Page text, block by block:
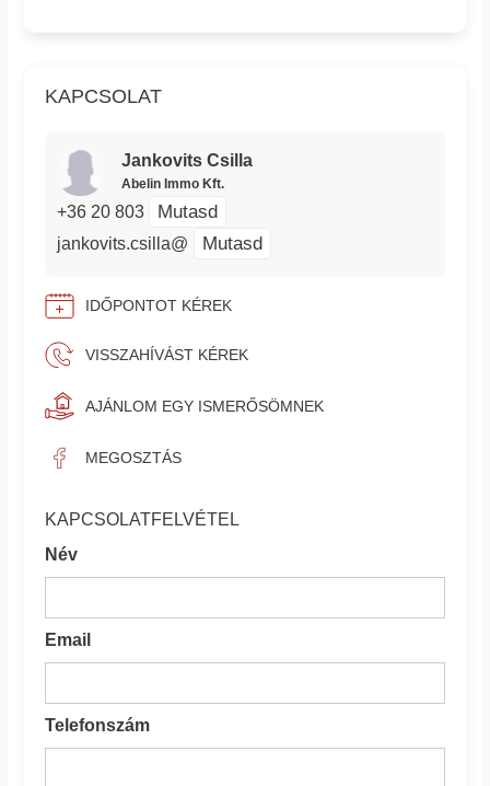
KAPCSOLAT
Jankovits Csilla
Abelin Immo Kft.
+36 20 803 Mutasd
jankovits.csilla@ Mutasd
IDŐPONTOT KÉREK
VISSZAHÍVÁST KÉREK
AJÁNLOM EGY ISMERŐSÖMNEK
MEGOSZTÁS
KAPCSOLATFELVÉTEL
Név
Email
Telefonszám